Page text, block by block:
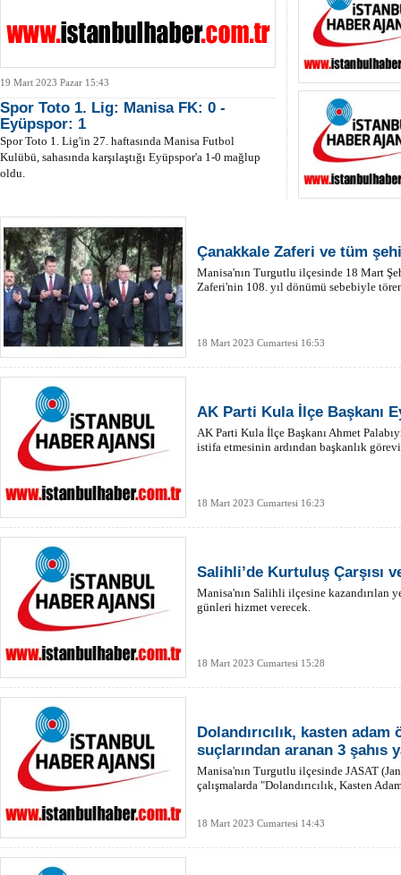
19 Mart 2023 Pazar 15:43
Spor Toto 1. Lig: Manisa FK: 0 -
Eyüpspor: 1
Spor Toto 1. Lig'in 27. haftasında Manisa Futbol
Kulübü, sahasında karşılaştığı Eyüpspor'a 1-0 mağlup
oldu.
Çanakkale Zaferi ve tüm
Manisa'nın Turgutlu ilçesinde 18 Mart
Zaferi'nin 108. yıl dönümü sebebiyle
18 Mart 2023 Cumartesi 16:53
AK Parti Kula İlçe Başkanı
AK Parti Kula İlçe Başkanı Ahmet
istifa etmesinin ardından başkanlık
18 Mart 2023 Cumartesi 16:23
Salihli’de Kurtuluş Çarşısı
Manisa'nın Salihli ilçesine kazandırılan
günleri hizmet verecek.
18 Mart 2023 Cumartesi 15:28
Dolandırıcılık, kasten
suçlarından aranan 3 şahıs
Manisa'nın Turgutlu ilçesinde JASAT
çalışmalarda "Dolandırıcılık, Kasten
18 Mart 2023 Cumartesi 14:43